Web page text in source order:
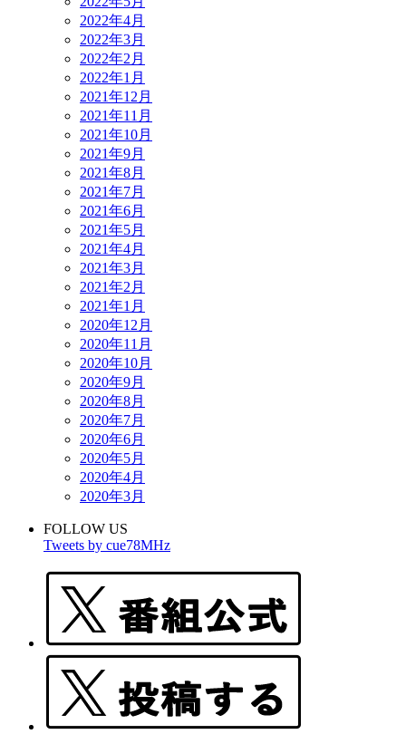
2022年4月
2022年3月
2022年2月
2022年1月
2021年12月
2021年11月
2021年10月
2021年9月
2021年8月
2021年7月
2021年6月
2021年5月
2021年4月
2021年3月
2021年2月
2021年1月
2020年12月
2020年11月
2020年10月
2020年9月
2020年8月
2020年7月
2020年6月
2020年5月
2020年4月
2020年3月
FOLLOW US
Tweets by cue78MHz